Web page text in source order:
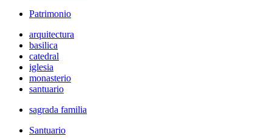
Patrimonio
arquitectura
basilica
catedral
iglesia
monasterio
santuario
sagrada familia
Santuario